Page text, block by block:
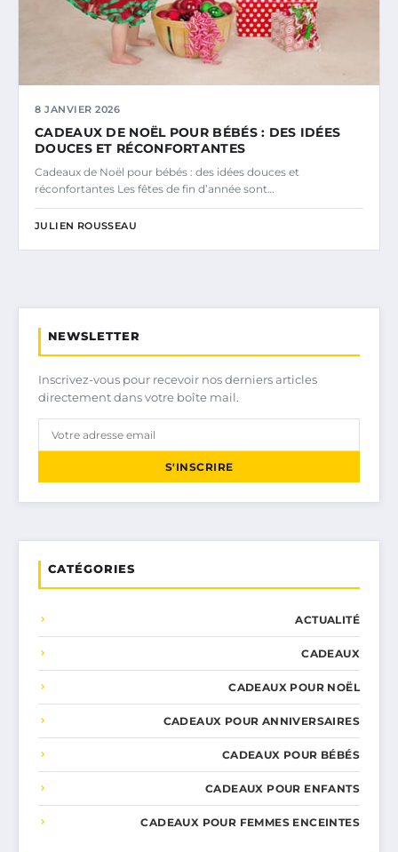
8 JANVIER 2026
CADEAUX DE NOËL POUR BÉBÉS : DES IDÉES
DOUCES ET RÉCONFORTANTES
Cadeaux de Noël pour bébés : des idées douces et
réconfortantes Les fêtes de fin d’année sont…
JULIEN ROUSSEAU
NEWSLETTER
Inscrivez-vous pour recevoir nos derniers articles
directement dans votre boîte mail.
S'INSCRIRE
CATÉGORIES
ACTUALITÉ
CADEAUX
CADEAUX POUR NOËL
CADEAUX POUR ANNIVERSAIRES
CADEAUX POUR BÉBÉS
CADEAUX POUR ENFANTS
CADEAUX POUR FEMMES ENCEINTES